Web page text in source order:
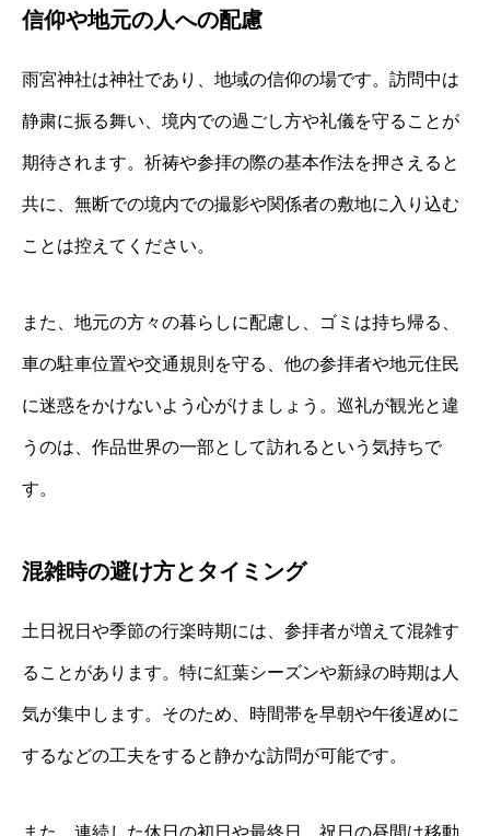
信仰や地元の人への配慮
雨宮神社は神社であり、地域の信仰の場です。訪問中は
静粛に振る舞い、境内での過ごし方や礼儀を守ることが
期待されます。祈祷や参拝の際の基本作法を押さえると
共に、無断での境内での撮影や関係者の敷地に入り込む
ことは控えてください。
また、地元の方々の暮らしに配慮し、ゴミは持ち帰る、
車の駐車位置や交通規則を守る、他の参拝者や地元住民
に迷惑をかけないよう心がけましょう。巡礼が観光と違
うのは、作品世界の一部として訪れるという気持ちで
す。
混雑時の避け方とタイミング
土日祝日や季節の行楽時期には、参拝者が増えて混雑す
ることがあります。特に紅葉シーズンや新緑の時期は人
気が集中します。そのため、時間帯を早朝や午後遅めに
するなどの工夫をすると静かな訪問が可能です。
また、連続した休日の初日や最終日、祝日の昼間は移動